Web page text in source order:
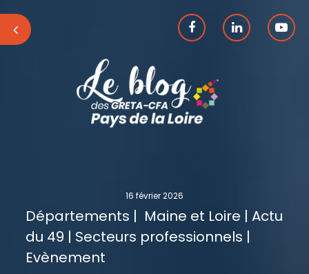
16 février 2026
Départements | Maine et Loire | Actu
du 49 | Secteurs professionnels |
Evènement